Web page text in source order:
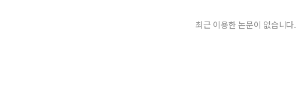
최근 이용한 논문이 없습니다.